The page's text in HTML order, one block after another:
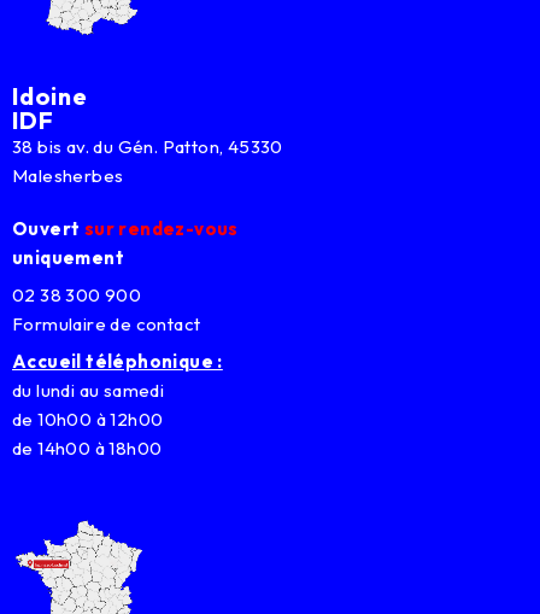
Idoine
IDF
38 bis av. du Gén. Patton, 45330
Malesherbes
Ouvert sur rendez-vous
uniquement
02 38 300 900
Formulaire de contact
Accueil téléphonique :
du lundi au samedi
de 10h00 à 12h00
de 14h00 à 18h00